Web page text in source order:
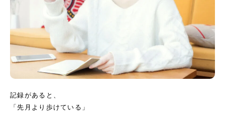
記録があると、
「先月より歩けている」